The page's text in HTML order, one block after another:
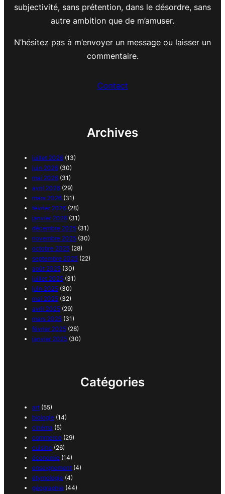
subjectivité, sans prétention, dans le désordre, sans
autre ambition que de m’amuser.
N’hésitez pas à m’envoyer un message ou laisser un
commentaire.
Contact
Archives
juillet 2026 (13)
juin 2026 (30)
mai 2026 (31)
avril 2026 (29)
mars 2026 (31)
février 2026 (28)
janvier 2026 (31)
décembre 2025 (31)
novembre 2025 (30)
octobre 2025 (28)
septembre 2025 (22)
août 2025 (30)
juillet 2025 (31)
juin 2025 (30)
mai 2025 (32)
avril 2025 (29)
mars 2025 (31)
février 2025 (28)
janvier 2025 (30)
Catégories
art (55)
biologie (14)
cinéma (5)
commerce (29)
cuisine (26)
économie (14)
enseignement (4)
étymologie (4)
géographie (44)